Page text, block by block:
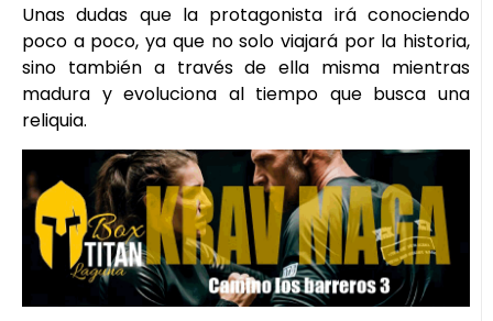
Unas dudas que la protagonista irá conociendo
poco a poco, ya que no solo viajará por la historia,
sino también a través de ella misma mientras
madura y evoluciona al tiempo que busca una
reliquia.